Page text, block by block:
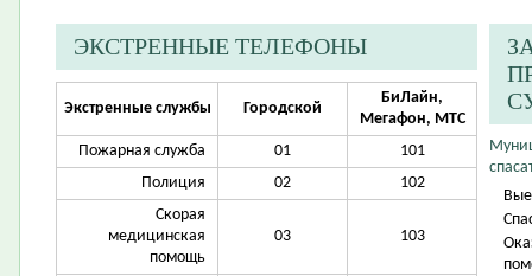
ЭКСТРЕННЫЕ ТЕЛЕФОНЫ
Экстренные службы Городской
БиЛайн,
Мегафон, МТС
Пожарная служба
01
101
Полиция
02
102
Скорая
медицинская
помощь
03 103